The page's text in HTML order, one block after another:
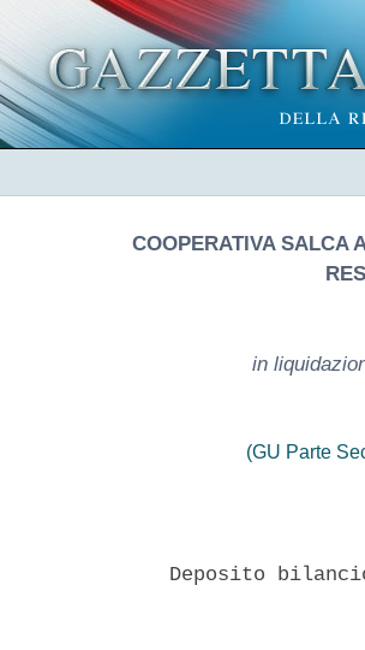
COOPERATIVA SALCA
in
(GU Parte
Deposito